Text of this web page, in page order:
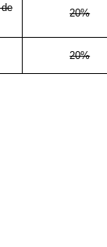
20%
20%